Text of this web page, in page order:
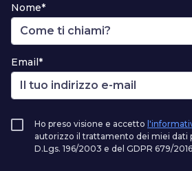
Nome*
Email*
Ho preso visione e accetto
autorizzo il trattamento dei miei dati
D.Lgs. 196/2003 e del GDPR 679/